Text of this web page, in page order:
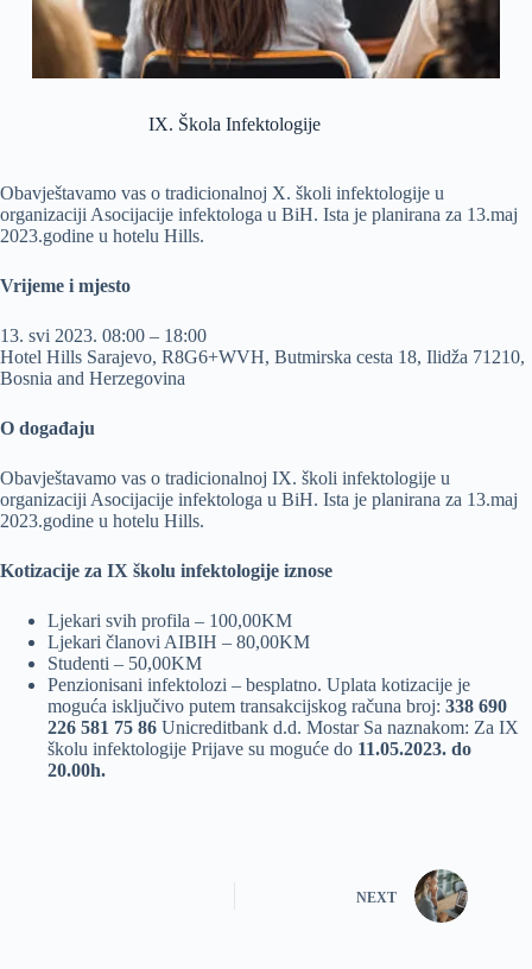
IX. Škola Infektologije
Obavještavamo vas o tradicionalnoj X. školi infektologije u
organizaciji Asocijacije infektologa u BiH. Ista je planirana za 13.maj
2023.godine u hotelu Hills.
Vrijeme i mjesto
13. svi 2023. 08:00 – 18:00
Hotel Hills Sarajevo, R8G6+WVH, Butmirska cesta 18, Ilidža 71210,
Bosnia and Herzegovina
O događaju
Obavještavamo vas o tradicionalnoj IX. školi infektologije u
organizaciji Asocijacije infektologa u BiH. Ista je planirana za 13.maj
2023.godine u hotelu Hills.
Kotizacije za IX školu infektologije iznose
Ljekari svih profila – 100,00KM
Ljekari članovi AIBIH – 80,00KM
Studenti – 50,00KM
Penzionisani infektolozi – besplatno. Uplata kotizacije je
moguća isključivo putem transakcijskog računa broj: 338 690
226 581 75 86 Unicreditbank d.d. Mostar Sa naznakom: Za IX
školu infektologije Prijave su moguće do 11.05.2023. do
20.00h.
NEXT